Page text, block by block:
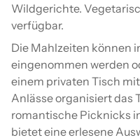
Wildgerichte.
verfügbar.
Die Mahlzeiten können
eingenommen werden
einem privaten Tisch
Anlässe organisiert das
romantische Picknicks
bietet eine erlesene